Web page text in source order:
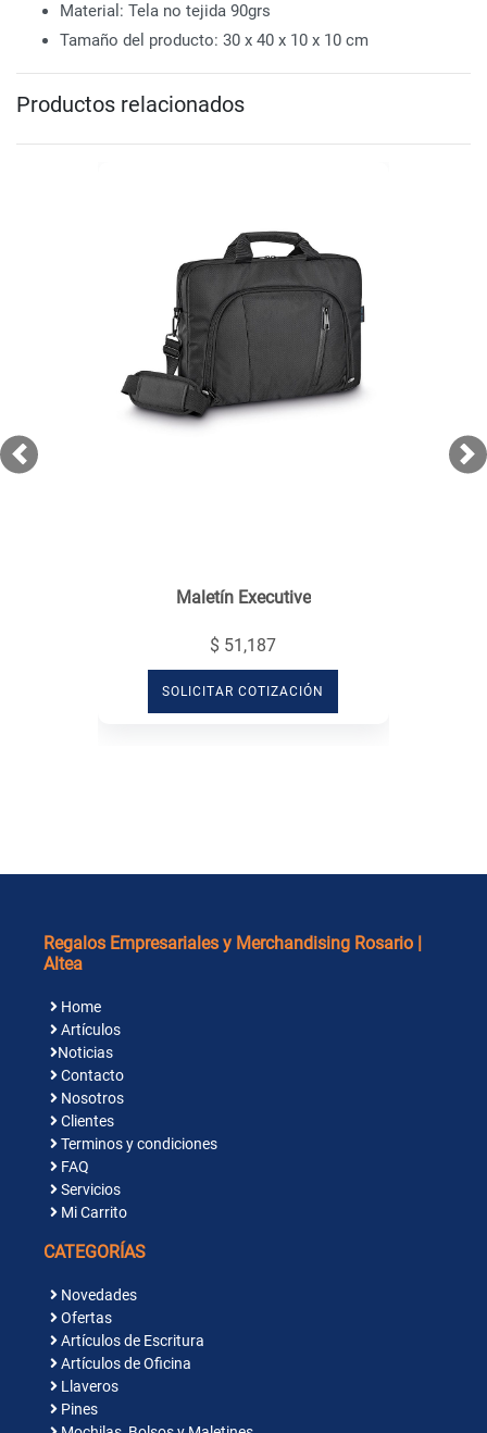
Material: Tela no tejida 90grs
Tamaño del producto: 30 x 40 x 10 x 10 cm
Productos relacionados
Previous
Maletín Executive
$ 51,187
SOLICITAR COTIZACIÓN
Regalos Empresariales y Merchandising Rosario |
Altea
Home
Artículos
Noticias
Contacto
Nosotros
Clientes
Terminos y condiciones
FAQ
Servicios
Mi Carrito
CATEGORÍAS
Novedades
Ofertas
Artículos de Escritura
Artículos de Oficina
Llaveros
Pines